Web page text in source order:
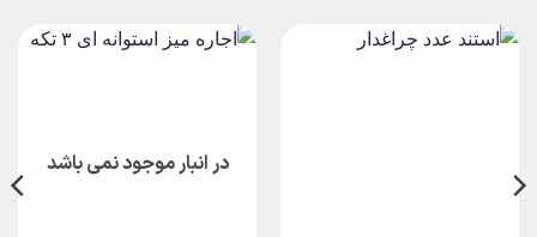
در انبار موجود نمی باشد